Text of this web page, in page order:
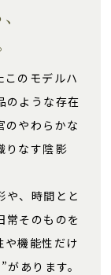
このモデルハ
のような存在
のやわらかな
りなす陰影
や、時間とと
常そのものを
や機能性だけ
あります。